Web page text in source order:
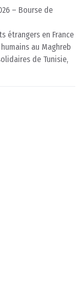
– Bourse de
étrangers en France
au Maghreb
de Tunisie,